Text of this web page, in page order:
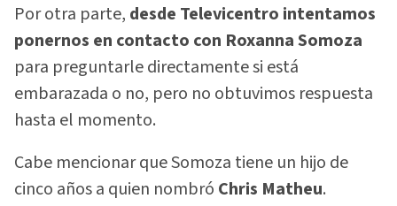
Por otra parte, desde Televicentro intentamos
ponernos en contacto con Roxanna Somoza
para preguntarle directamente si está
embarazada o no, pero no obtuvimos respuesta
hasta el momento.
Cabe mencionar que Somoza tiene un hijo de
cinco años a quien nombró Chris Matheu.